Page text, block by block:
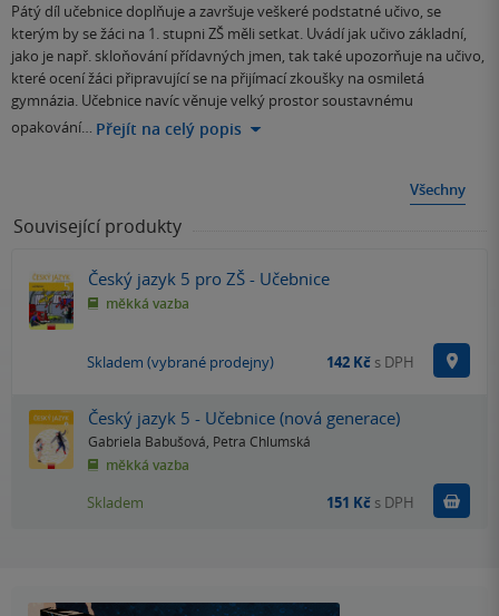
Pátý díl učebnice doplňuje a završuje veškeré podstatné učivo, se
kterým by se žáci na 1. stupni ZŠ měli setkat. Uvádí jak učivo základní,
jako je např. skloňování přídavných jmen, tak také upozorňuje na učivo,
které ocení žáci připravující se na přijímací zkoušky na osmiletá
gymnázia. Učebnice navíc věnuje velký prostor soustavnému
opakování… Přejít na celý popis
Všechny
Související produkty
Český jazyk 5 pro ZŠ - Učebnice
měkká vazba
Skladem (vybrané prodejny) 142 Kč s DPH
Český jazyk 5 - Učebnice (nová generace)
Gabriela Babušová Petra Chlumská
měkká vazba
Skladem 151 Kč s DPH